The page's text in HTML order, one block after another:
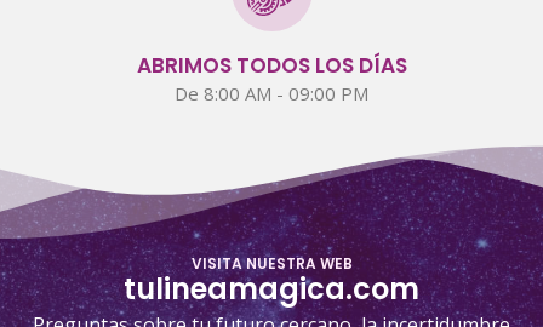
ABRIMOS TODOS LOS DÍAS
De 8:00 AM - 09:00 PM
VISITA NUESTRA WEB
tulineamagica.com